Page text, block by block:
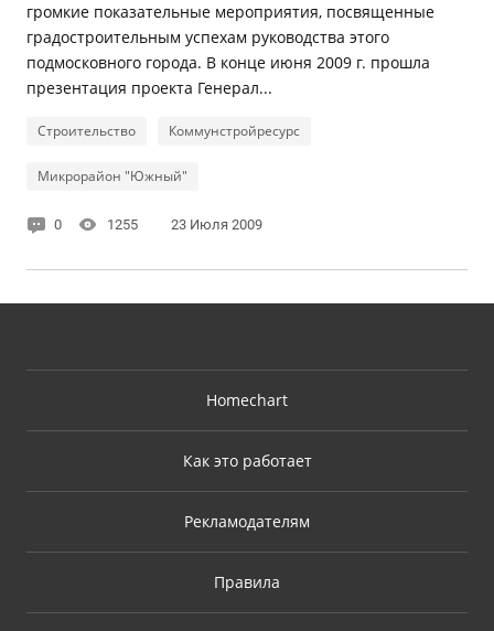
громкие показательные мероприятия, посвященные
градостроительным успехам руководства этого
подмосковного города. В конце июня 2009 г. прошла
презентация проекта Генерал...
Строительство Коммунстройресурс
Микрорайон "Южный"
0 1255 23 Июля 2009
Homechart
Как это работает
Рекламодателям
Правила